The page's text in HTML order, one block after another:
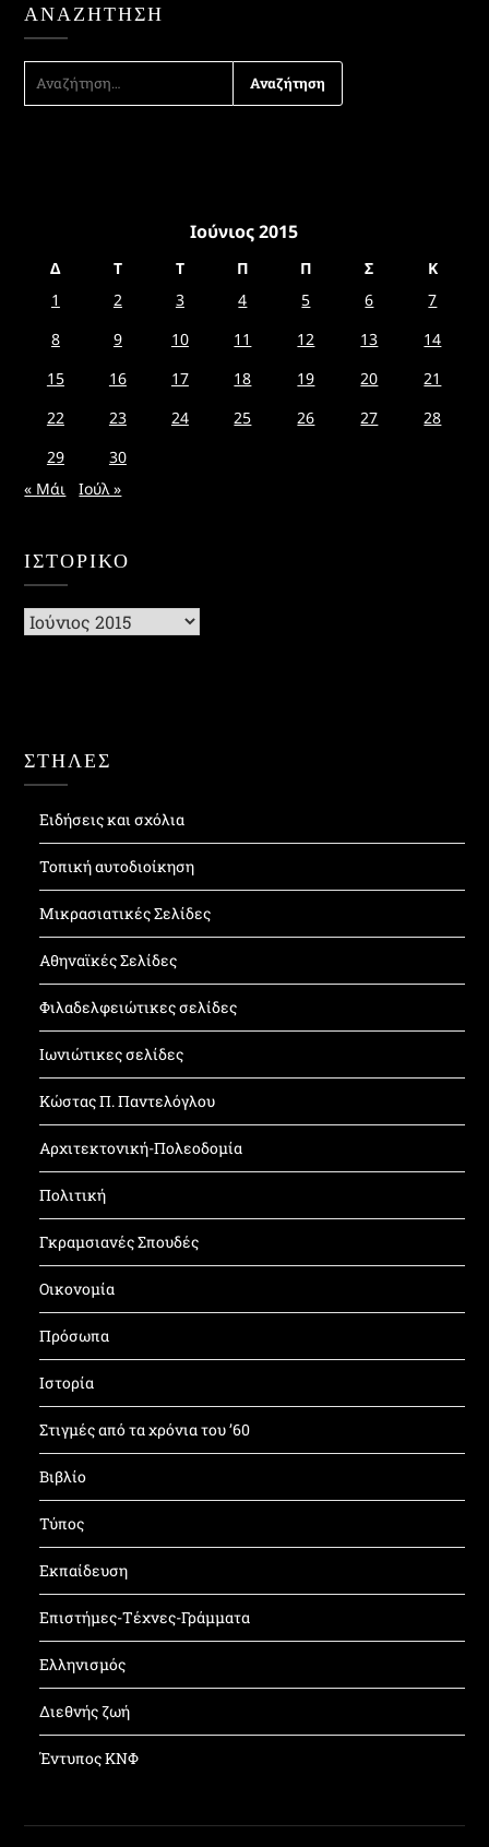
ΑΝΑΖΉΤΗΣΗ
ΑΝΑΖΉΤΗΣΗ
ΓΙΑ:
Ιούνιος 2015
Δ Τ Τ Π Π Σ
Κ
1
2 3 4 5 6
7
8
9 10 11 12 13
14
15
16 17 18 19 20
21
22
23 24 25 26 27
28
29
30
« Μάι
Ιούλ »
ΙΣΤΟΡΙΚΌ
Ιστορικό
ΣΤΗΛΕΣ
Ειδήσεις και σχόλια
Τοπική αυτοδιοίκηση
Μικρασιατικές Σελίδες
Αθηναϊκές Σελίδες
Φιλαδελφειώτικες σελίδες
Ιωνιώτικες σελίδες
Κώστας Π. Παντελόγλου
Αρχιτεκτονική-Πολεοδομία
Πολιτική
Γκραμσιανές Σπουδές
Οικονομία
Πρόσωπα
Ιστορία
Στιγμές από τα χρόνια του ’60
Βιβλίο
Τύπος
Εκπαίδευση
Επιστήμες-Τέχνες-Γράμματα
Ελληνισμός
Διεθνής ζωή
Έντυπος ΚΝΦ